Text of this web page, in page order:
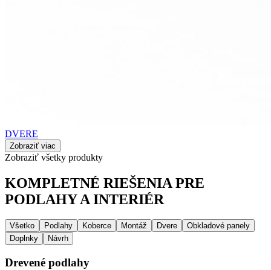
DVERE
Zobraziť viac
Zobraziť všetky produkty
KOMPLETNÉ RIEŠENIA PRE
PODLAHY A INTERIÉR
Všetko Podlahy Koberce Montáž Dvere
Obkladové panely
Doplnky
Návrh
Drevené podlahy